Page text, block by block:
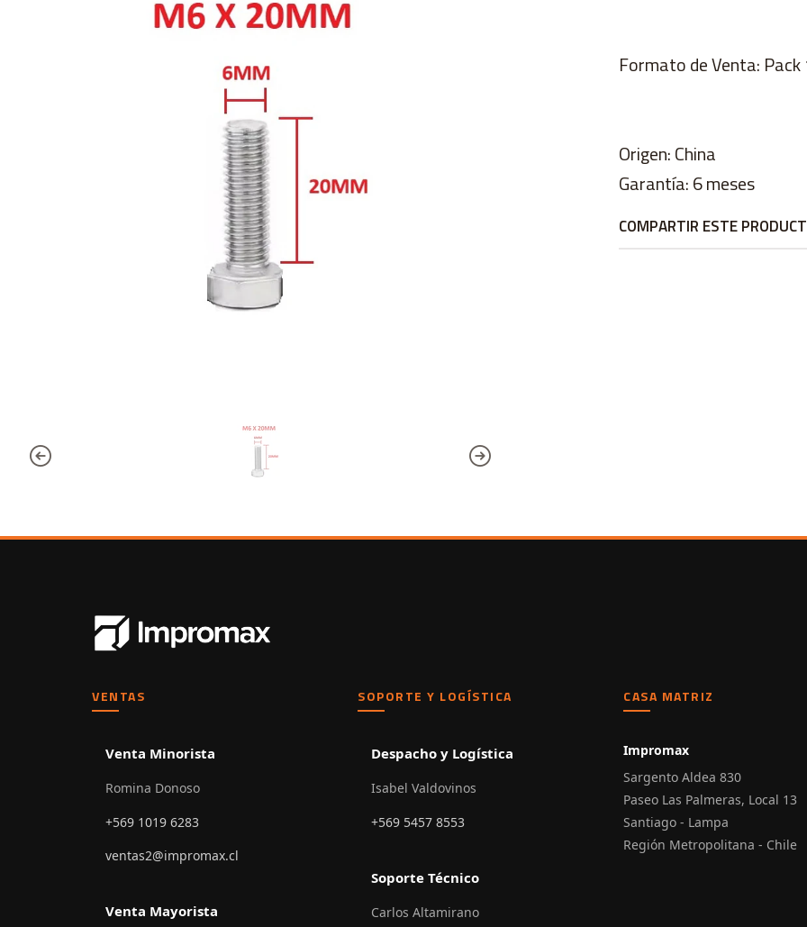
Formato de Venta: Pack
Origen: China
Garantía: 6 meses
COMPARTIR ESTE
VENTAS
Venta Minorista
Romina Donoso
+569 1019 6283
ventas2@impromax.cl
Venta Mayorista
SOPORTE Y LOGÍSTICA
Despacho y Logística
Isabel Valdovinos
+569 5457 8553
Soporte Técnico
Carlos Altamirano
CASA MATRIZ
Impromax
Sargento Aldea 830
Paseo Las Palmeras, Local 13
Santiago - Lampa
Región Metropolitana - Chile